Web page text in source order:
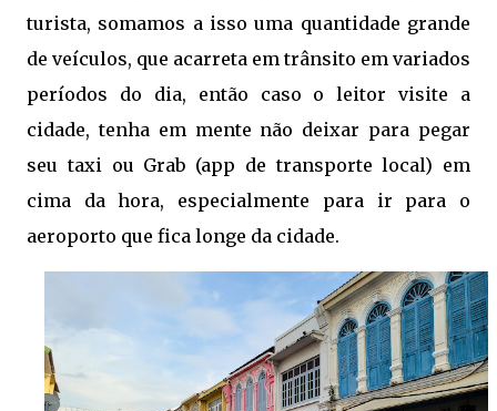
turista, somamos a isso uma quantidade grande
de veículos, que acarreta em trânsito em variados
períodos do dia, então caso o leitor visite a
cidade, tenha em mente não deixar para pegar
seu taxi ou Grab (app de transporte local) em
cima da hora, especialmente para ir para o
aeroporto que fica longe da cidade.